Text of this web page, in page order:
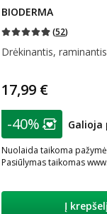
BIODERMA
(52)
Drėkinantis,
17,99 €
patarimas
Lojalumo
-40% Galioja
Nuolaida taikoma
Pasiūlymas taikomas
Į krepšelį